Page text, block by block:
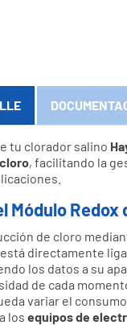
tu clorador salino
, facilitando la
Redox
de cloro
directamente
los datos a su
de cada
variar el
los equipos de